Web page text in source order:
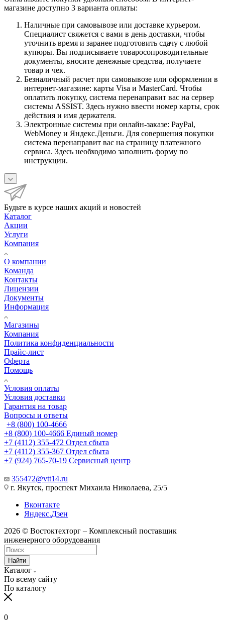
магазине доступно 3 варианта оплаты:
Наличные при самовывозе или доставке курьером.
Специалист свяжется с вами в день доставки, чтобы
уточнить время и заранее подготовить сдачу с любой
купюры. Вы подписываете товаросопроводительные
документы, вносите денежные средства, получаете
товар и чек.
Безналичный расчет при самовывозе или оформлении в
интернет-магазине: карты Visa и MasterCard. Чтобы
оплатить покупку, система перенаправит вас на сервер
системы ASSIST. Здесь нужно ввести номер карты, срок
действия и имя держателя.
Электронные системы при онлайн-заказе: PayPal,
WebMoney и Яндекс.Деньги. Для совершения покупки
система перенаправит вас на страницу платежного
сервиса. Здесь необходимо заполнить форму по
инструкции.
Будьте в курсе наших акций и новостей
Каталог
Акции
Услуги
Компания
О компании
Команда
Контакты
Лицензии
Документы
Информация
Магазины
Компания
Политика конфиденциальности
Прайс-лист
Оферта
Помощь
Условия оплаты
Условия доставки
Гарантия на товар
Вопросы и ответы
+8 (800) 100-4666
+8 (800) 100-4666 Единый номер
+7 (4112) 355-472 Отдел сбыта
+7 (4112) 355-367 Отдел сбыта
+7 (924) 765-70-19 Сервисный центр
355472@vtt14.ru
г. Якутск, проспект Михаила Николаева, 25/5
Вконтакте
Яндекс.Дзен
2026 © Востоктехторг – Комплексный поставщик
инженерного оборудования
Найти
Каталог
По всему сайту
По каталогу
0